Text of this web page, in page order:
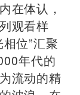
在体认，
观看样
位”汇聚
年代的
流动的精